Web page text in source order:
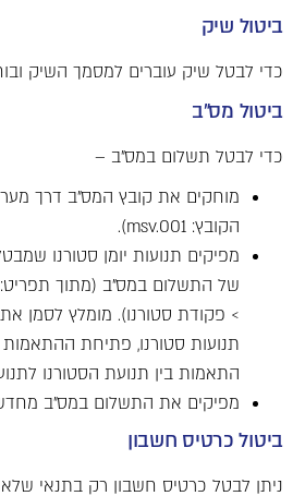
ביטול שיק
כדי לבטל שיק עוברים למסמך השיק
ביטול מס"ב
כדי לבטל תשלום במס"ב –
מוחקים את קובץ המס"ב דרך
הקובץ: msv.001).
מפיקים תנועות יומן סטורנו
של התשלום במס"ב (מתוך תפריט:
> פקודת סטורנו). מומלץ לסמן
תנועות סטורנו, פתיחת ההתאמות
התאמות בין תנועת הסטורנו
מפיקים את התשלום במס"ב
ביטול כרטיס חשבון
ניתן לבטל כרטיס חשבון רק בתנאי שלא